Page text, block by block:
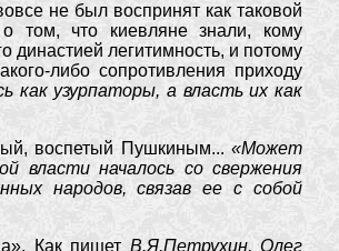
не был воспринят как таковой
том, что киевляне знали, кому
династией легитимность, и потому
либо сопротивления приходу
как узурпаторы, а власть их как
воспетый Пушкиным...«Может
власти началось со свержения
народов, связав ее с собой
Как пишет В.Я.Петрухин, Олег